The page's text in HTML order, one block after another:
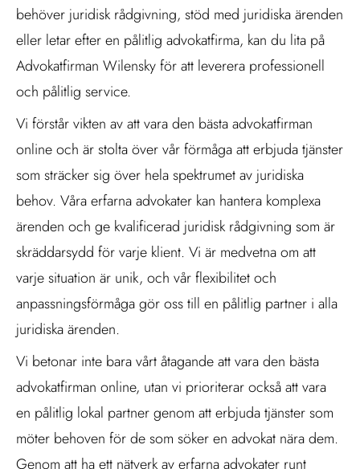
behöver juridisk rådgivning, stöd med juridiska ärenden
eller letar efter en pålitlig advokatfirma, kan du lita på
Advokatfirman Wilensky för att leverera professionell
och pålitlig service.
Vi förstår vikten av att vara den bästa advokatfirman
online och är stolta över vår förmåga att erbjuda tjänster
som sträcker sig över hela spektrumet av juridiska
behov. Våra erfarna advokater kan hantera komplexa
ärenden och ge kvalificerad juridisk rådgivning som är
skräddarsydd för varje klient. Vi är medvetna om att
varje situation är unik, och vår flexibilitet och
anpassningsförmåga gör oss till en pålitlig partner i alla
juridiska ärenden.
Vi betonar inte bara vårt åtagande att vara den bästa
advokatfirman online, utan vi prioriterar också att vara
en pålitlig lokal partner genom att erbjuda tjänster som
möter behoven för de som söker en advokat nära dem.
Genom att ha ett nätverk av erfarna advokater runt